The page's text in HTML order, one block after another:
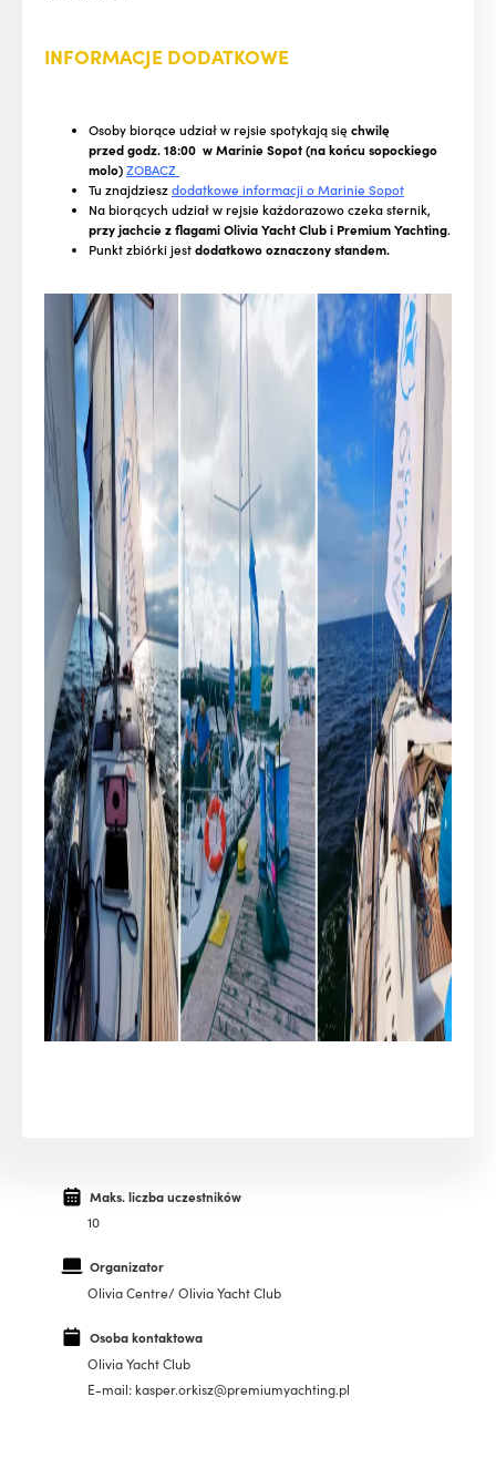
INFORMACJE DODATKOWE
Osoby biorące udział w rejsie spotykają się chwilę
przed godz. 18:00 w Marinie Sopot (na końcu sopockiego
molo)ZOBACZ
Tu znajdzieszdodatkowe informacji o Marinie Sopot
Na biorących udział w rejsie każdorazowo czeka sternik,
przy jachcie z flagami Olivia Yacht Club i Premium Yachting.
Punkt zbiórki jestdodatkowo oznaczony standem.
Maks. liczba uczestników
10
Organizator
Olivia Centre/ Olivia Yacht Club
Osoba kontaktowa
Olivia Yacht Club
E-mail: kasper.orkisz@premiumyachting.pl